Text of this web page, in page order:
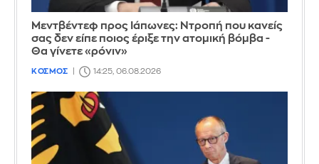
Μεντβέντεφ προς Ιάπωνες: Ντροπή που κανείς
σας δεν είπε ποιος έριξε την ατομική βόμβα -
Θα γίνετε «ρόνιν»
ΚΟΣΜΟΣ 14:25, 06.08.2026